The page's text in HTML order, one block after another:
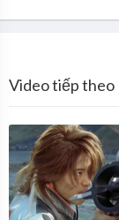
Video tiếp theo